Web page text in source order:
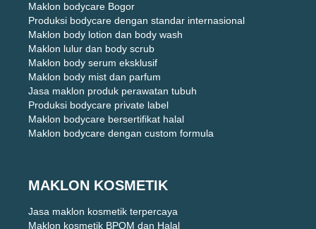
Maklon bodycare Bogor
Produksi bodycare dengan standar internasional
Maklon body lotion dan body wash
Maklon lulur dan body scrub
Maklon body serum eksklusif
Maklon body mist dan parfum
Jasa maklon produk perawatan tubuh
Produksi bodycare private label
Maklon bodycare bersertifikat halal
Maklon bodycare dengan custom formula
MAKLON KOSMETIK
Jasa maklon kosmetik terpercaya
Maklon kosmetik BPOM dan Halal